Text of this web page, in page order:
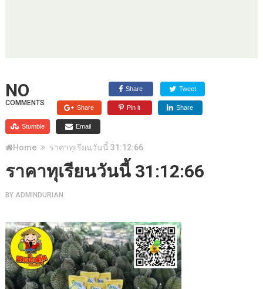
NO
COMMENTS
Share Tweet
Share Pin it Share
Stumble Email
Home ราคาทุเรียนวันนี้ 31:12:66
ราคาทุเรียนวันนี้ 31:12:66
BY ADMINDURIAN